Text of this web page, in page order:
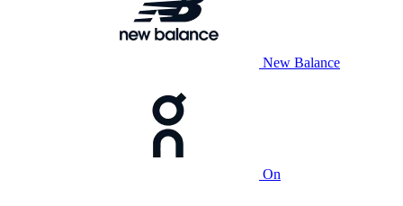
New Balance
On